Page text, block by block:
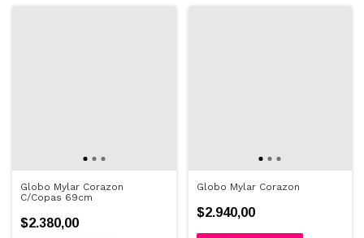
Globo Mylar Corazon
C/Copas 69cm
$2.380,00
Globo Mylar Corazon
$2.940,00